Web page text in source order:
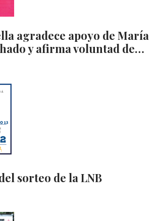
agradece apoyo de María
y afirma voluntad de…
sorteo de la LNB